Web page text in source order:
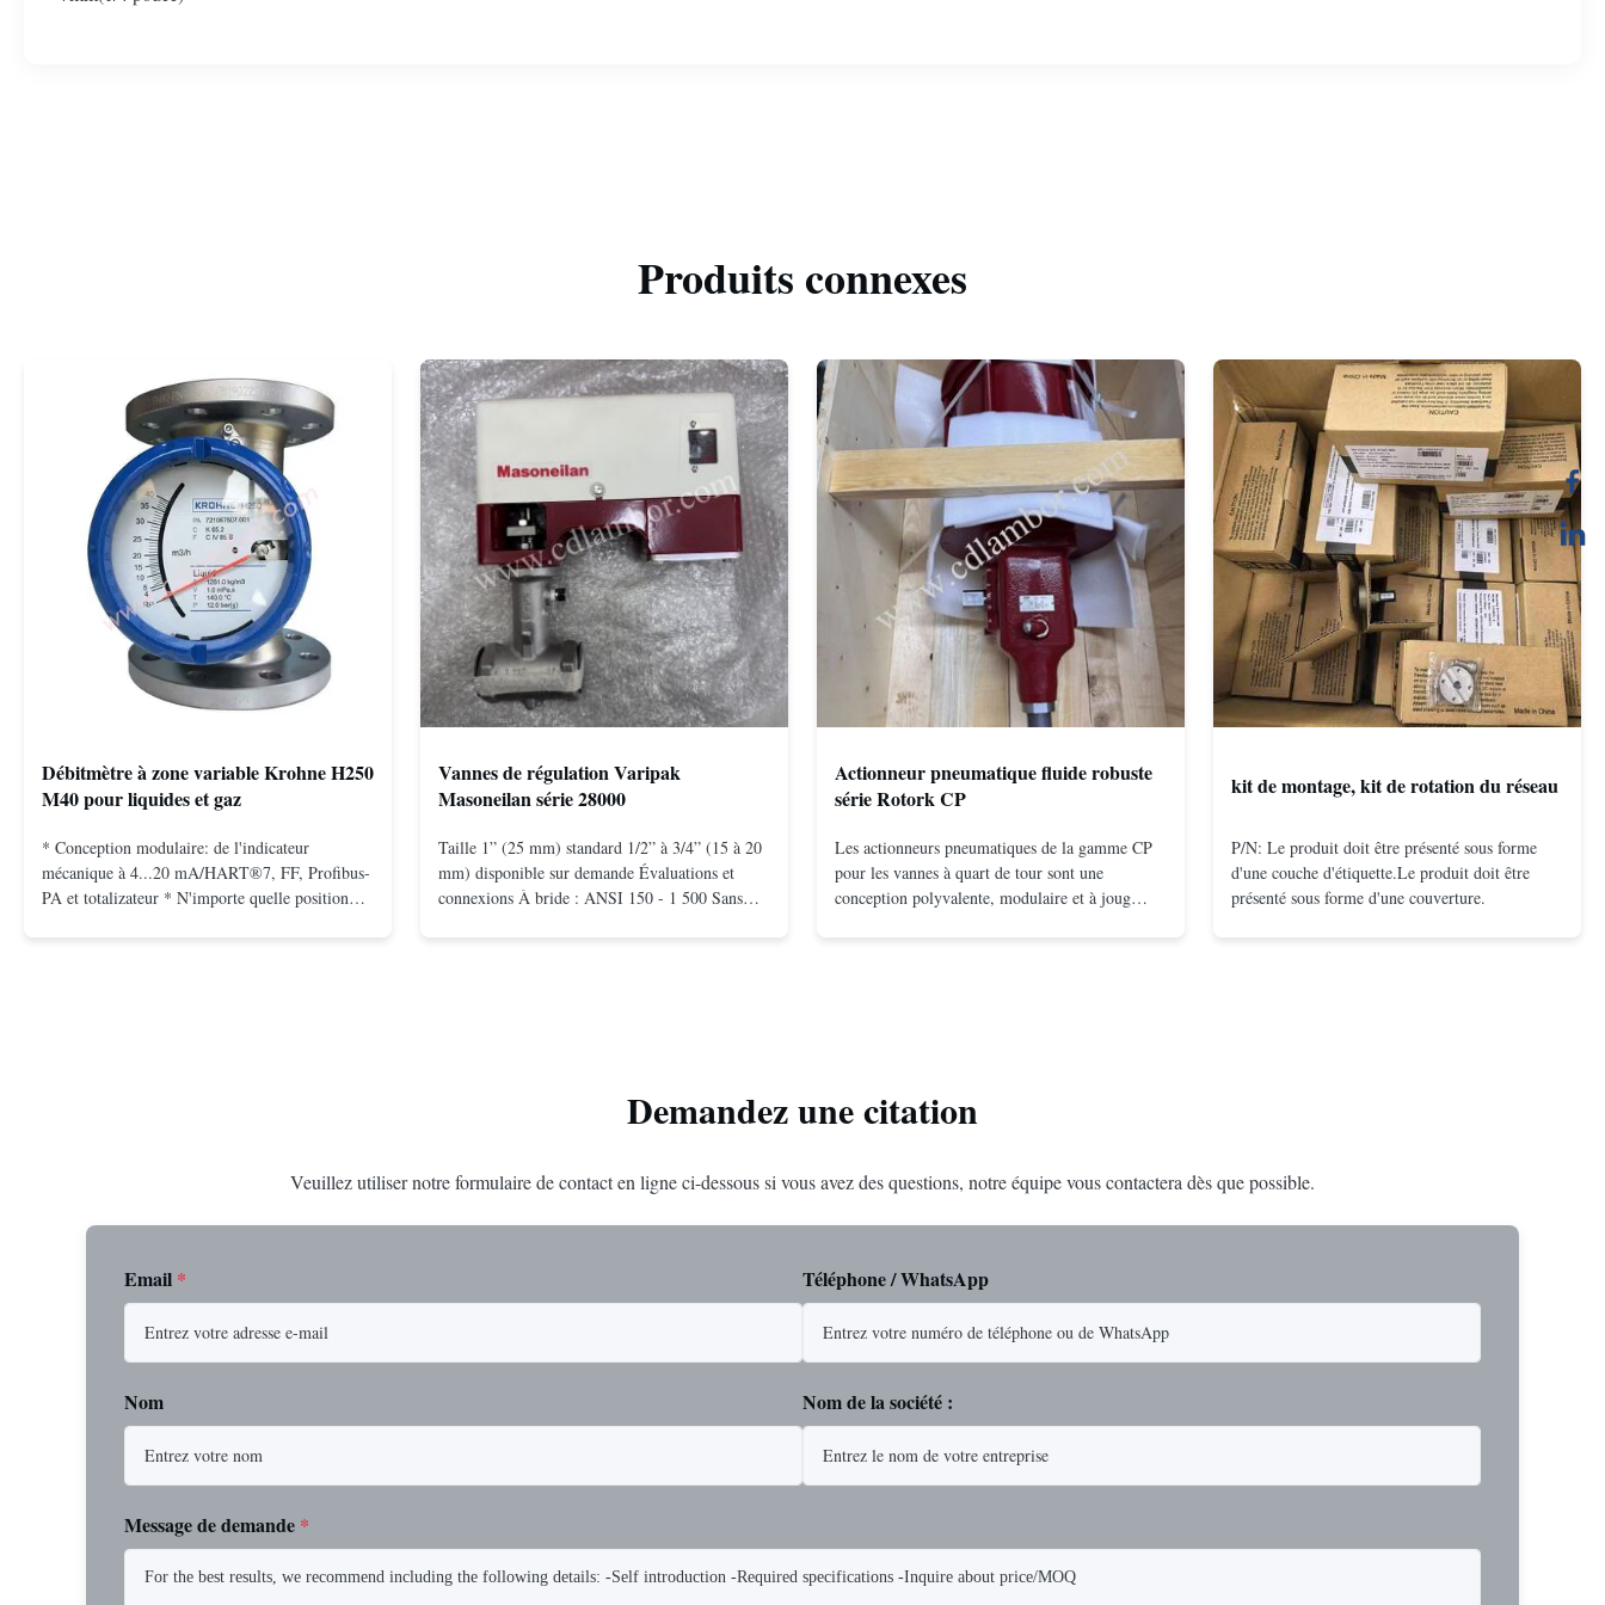
Produits connexes
Débitmètre à zone variable Krohne H250
M40 pour liquides et gaz
* Conception modulaire: de l'indicateur
mécanique à 4...20 mA/HART®7, FF, Profibus-
PA et totalizateur * N'importe quelle position
Vannes de régulation Varipak
Masoneilan série 28000
Taille 1” (25 mm) standard 1/2” à 3/4” (15 à 20
mm) disponible sur demande Évaluations et
connexions À bride : ANSI 150 - 1 500 Sans
Actionneur pneumatique fluide robuste
série Rotork CP
Les actionneurs pneumatiques de la gamme CP
pour les vannes à quart de tour sont une
conception polyvalente, modulaire et à joug
kit de montage, kit de rotation du réseau
P/N: Le produit doit être présenté sous forme
d'une couche d'étiquette.Le produit doit être
présenté sous forme d'une couverture.
Demandez une citation
Veuillez utiliser notre formulaire de contact en ligne ci-dessous si vous avez des questions, notre équipe vous contactera dès que possible.
Email * Téléphone / WhatsApp
Nom Nom de la société :
Message de demande *